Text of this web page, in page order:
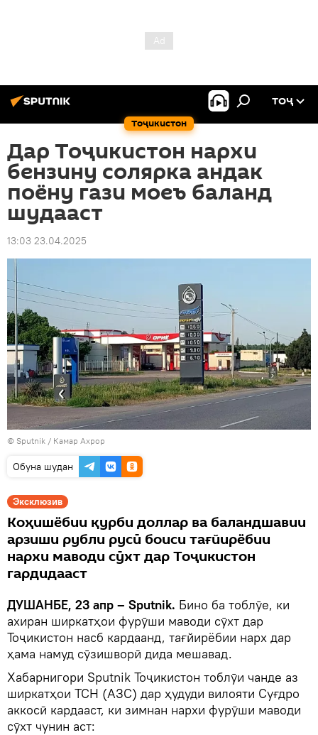
Тоҷикистон
ТОҶ
Дар Тоҷикистон нархи
бензину солярка андак
поёну гази моеъ баланд
шудааст
13:03 23.04.2025
© Sputnik / Камар Ахрор
Обуна шудан
Эксклюзив
Коҳишёбии қурби доллар ва баландшавии
арзиши рубли русӣ боиси тағйирёбии
нархи маводи сӯхт дар Тоҷикистон
гардидааст
ДУШАНБЕ, 23 апр – Sputnik. Бино ба тоблӯе, ки
ахиран ширкатҳои фурӯши маводи сӯхт дар
Тоҷикистон насб кардаанд, тағйирёбии нарх дар
ҳама намуд сӯзишворӣ дида мешавад.
Хабарнигори Sputnik Тоҷикистон тоблӯи чанде аз
ширкатҳои ТСН (АЗС) дар ҳудуди вилояти Суғдро
аккосӣ кардааст, ки зимнан нархи фурӯши маводи
сӯхт чунин аст: